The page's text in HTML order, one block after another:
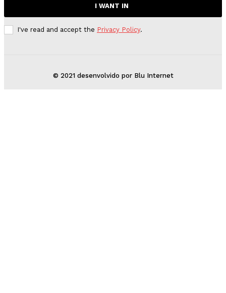
I WANT IN
I've read and accept the Privacy Policy.
© 2021 desenvolvido por Blu Internet